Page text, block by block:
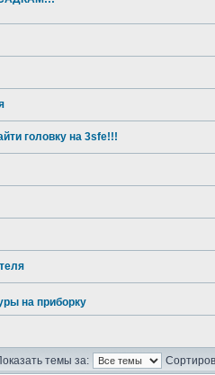
головку на 3sfe!!!
на приборку
темы за: